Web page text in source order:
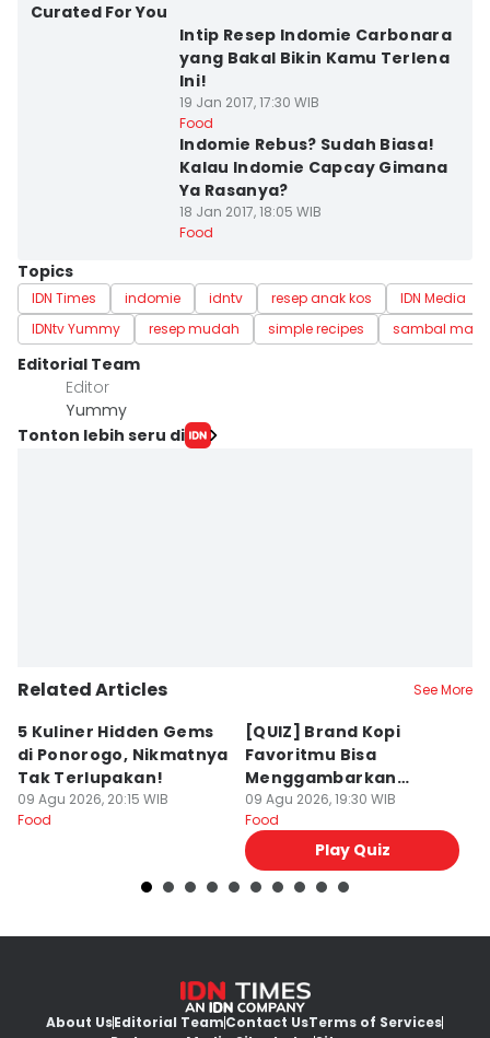
Curated For You
Intip Resep Indomie Carbonara
yang Bakal Bikin Kamu Terlena
Ini!
19 Jan 2017, 17:30 WIB
Food
Indomie Rebus? Sudah Biasa!
Kalau Indomie Capcay Gimana
Ya Rasanya?
18 Jan 2017, 18:05 WIB
Food
Topics
IDN Times indomie idntv resep anak kos
IDN Media
IDNtv Yummy
resep mudah simple recipes sambal
Editorial Team
Editor
Yummy
Tonton lebih seru di
Related Articles See More
5 Kuliner Hidden Gems
di Ponorogo, Nikmatnya
Tak Terlupakan!
09 Agu 2026, 20:15 WIB
Food
[QUIZ] Brand Kopi
Favoritmu Bisa
Menggambarkan
Kepribadianmu Lho!
09 Agu 2026, 19:30 WIB
Food
Play Quiz
About UsEditorial TeamContact UsTerms of Services